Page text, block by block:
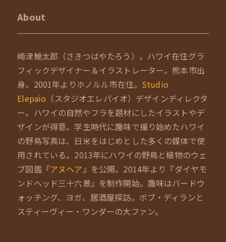
About
崎津鮠太郎（さきつはやたろう）。ハワイ在住グラ
フィックデザイナー＆イラストレーター。熊本市出
身。2001年よりホノルル市在住。 Studio
Elepaio （スタジオエレパイオ）デザインディレクタ
ー。ハワイの自然やフラを題材にしたイラストやデ
ザインが得意。学生時代に趣味で撮り始めたハワイ
の野鳥写真は、日米をはじめとした多くの媒体で使
用されている。2013年にハワイの野鳥と植物のウェ
ブ図鑑『アヌヘア 』を公開。2014年より『ダイヤモ
ンドヘッド三十六景』を制作開始。趣味はバードウ
ォッチング、ヨガ、居酒屋探訪。ボブ・ディランと
スティーヴィー・ワンダーの大ファン。